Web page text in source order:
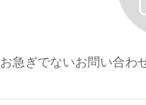
お急ぎでないお問い合わ